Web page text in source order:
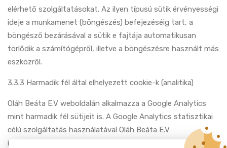
elérhető szolgáltatásokat. Az ilyen típusú sütik érvényességi
ideje a munkamenet (böngészés) befejezéséig tart, a
böngésző bezárásával a sütik e fajtája automatikusan
törlődik a számítógépről, illetve a böngészésre használt más
eszközről.
3.3.3 Harmadik fél által elhelyezett cookie-k (analitika)
Oláh Beáta E.V weboldalán alkalmazza a Google Analytics
mint harmadik fél sütijeit is. A Google Analytics statisztikai
célú szolgáltatás használatával Oláh Beáta E.V
információkat gyűjt azzal kapcsolatban, hogy a látogatók